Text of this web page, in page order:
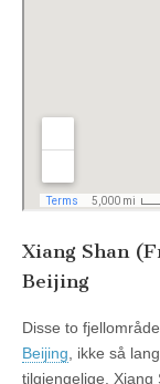
Xiang Shan
Beijing
Disse to
Beijing , ikke så
tilgjengelige. Xiang